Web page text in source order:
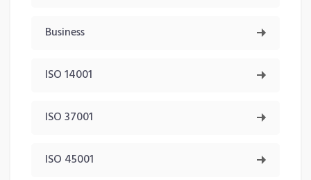
Business
ISO 14001
ISO 37001
ISO 45001